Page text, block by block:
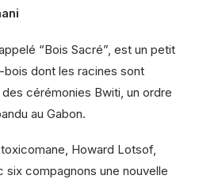
“Bois Sacré”, est un petit
dont les racines sont
cérémonies Bwiti, un ordre
au Gabon.
toxicomane, Howard Lotsof,
six compagnons une nouvelle